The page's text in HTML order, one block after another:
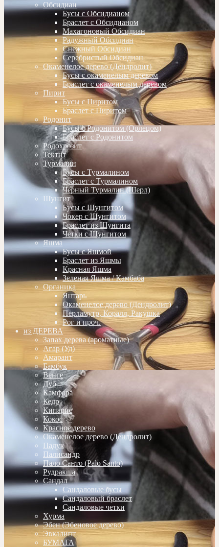
Обсидиан
Бусы с Обсидианом
Браслет с Обсидианом
Махагоновый Обсидиан
Радужный Обсидиан
Снежный Обсидиан
Серебристый Обсидиан
Окаменелое дерево (Дендролит)
Бусы с окаменелым деревом
Браслет с окаменелым деревом
Пирит
Бусы с Пиритом
Браслет с Пиритом
Родонит
Бусы с Родонитом (Орлецом)
Браслет с Родонитом
Родохрозит
Тектит
Турмалин
Бусы с Турмалином
Браслет с Турмалином
Черный Турмалин (Шерл)
Шунгит
Бусы с Шунгитом
Чокер с Шунгитом
Браслет из Шунгита
Четки с Шунгитом
Яшма
Бусы с Яшмой
Браслет из Яшмы
Красная Яшма
Зеленая Яшма / Камбаба
Органика
Янтарь
Окаменелое дерево (Дендролит)
Перламутр, Коралл, Ракушка
Рог и проч.
из ДЕРЕВА
Запах дерева (ароматные)
Агар (Уд)
Амарант
Бамбук
Венге
Дуб
Камфора
Кедр
Кипарис
Кокос
Красное дерево
Окаменелое дерево (Дендролит)
Падук
Палисандр
Пало Санто (Palo Santo)
Рудракша
Сандал
Сандаловые бусы
Сандаловый браслет
Сандаловые четки
Хурма
Эбен (Эбеновое дерево)
Эвкалипт
БУМАГА